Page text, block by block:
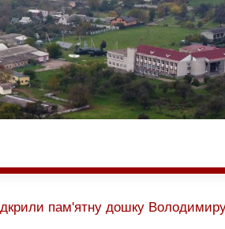
пам'ятну дошку